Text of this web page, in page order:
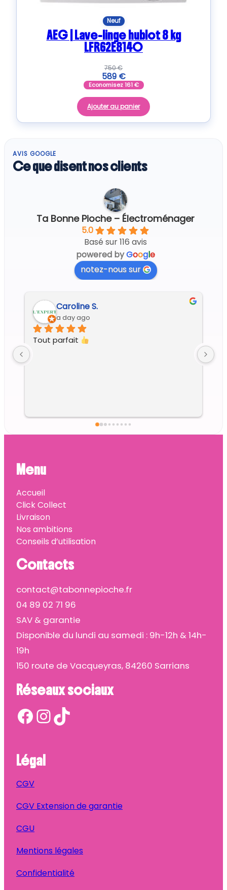
Neuf
AEG | Lave-linge hublot 8 kg
LFR62E814O
750€
589 €
Economisez161€
Ajouter au panier
AVIS GOOGLE
Ce que disent nos clients
Ta Bonne Pioche – Électroménager
5.0
Basé sur 116 avis
powered byGoogle
notez-nous sur
Caroline S.
a day ago
Tout parfait
Menu
Accueil
Click Collect
Livraison
Nos ambitions
Conseils d’utilisation
Contacts
contact@tabonnepioche.fr
04 89 02 71 96
SAV & garantie
Disponible du lundi au samedi : 9h-12h & 14h-
19h
150 route de Vacqueyras, 84260 Sarrians
Réseaux sociaux
Facebook InstagramTikTok
Légal
CGV
CGV Extension de garantie
CGU
Mentions légales
Confidentialité